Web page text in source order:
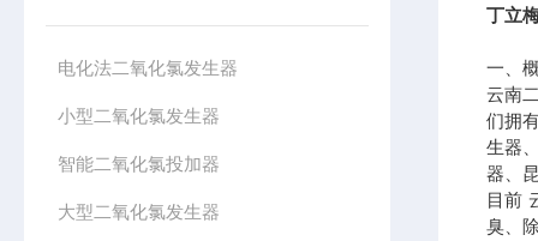
电化法二氧化氯发生器
小型二氧化氯发生器
智能二氧化氯投加器
大型二氧化氯发生器
丁立
一、
云南
们拥
生器
器、
目前
臭、